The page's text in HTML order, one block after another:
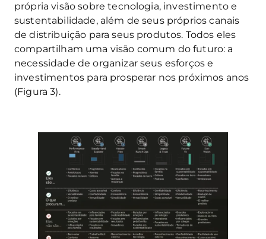
própria visão sobre tecnologia, investimento e
sustentabilidade, além de seus próprios canais
de distribuição para seus produtos. Todos eles
compartilham uma visão comum do futuro: a
necessidade de organizar seus esforços e
investimentos para prosperar nos próximos anos
(Figura 3).